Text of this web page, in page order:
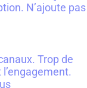
N’ajoute pas
Trop de